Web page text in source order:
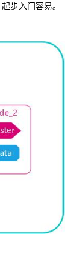
步入门容易。